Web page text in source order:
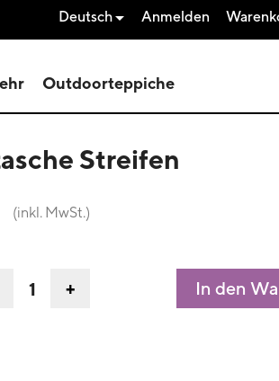
Deutsch Anmelden
Outdoorteppiche
Streifen
(inkl. MwSt.)
+ In den